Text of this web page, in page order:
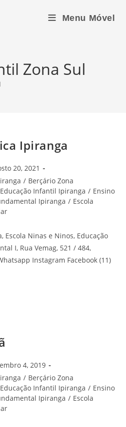
Menu Móvel
Zona Sul
Ipiranga
20, 2021
/ Berçário Zona
Educação Infantil Ipiranga / Ensino
Ipiranga / Escola
Escola Ninas e Ninos, Educação
I, Rua Vemag, 521 / 484,
Instagram Facebook (11)
4, 2019
/ Berçário Zona
Educação Infantil Ipiranga / Ensino
Ipiranga / Escola